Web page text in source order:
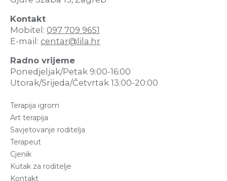
Kontakt
Mobitel: 097 709 9651
E-mail: centar@lila.hr
Radno vrijeme
Ponedjeljak/Petak 9:00-16:00
Utorak/Srijeda/Četvrtak 13:00-20:00
Terapija igrom
Art terapija
Savjetovanje roditelja
Terapeut
Cjenik
Kutak za roditelje
Kontakt